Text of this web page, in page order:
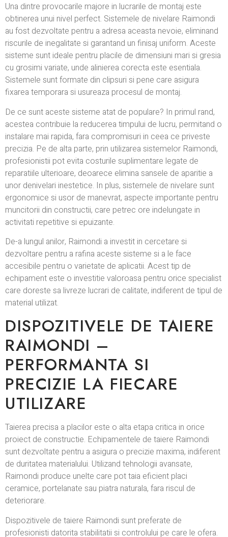
Una dintre provocarile majore in lucrarile de montaj este
obtinerea unui nivel perfect. Sistemele de nivelare Raimondi
au fost dezvoltate pentru a adresa aceasta nevoie, eliminand
riscurile de inegalitate si garantand un finisaj uniform. Aceste
sisteme sunt ideale pentru placile de dimensiuni mari si gresia
cu grosimi variate, unde alinierea corecta este esentiala.
Sistemele sunt formate din clipsuri si pene care asigura
fixarea temporara si usureaza procesul de montaj.
De ce sunt aceste sisteme atat de populare? In primul rand,
acestea contribuie la reducerea timpului de lucru, permitand o
instalare mai rapida, fara compromisuri in ceea ce priveste
precizia. Pe de alta parte, prin utilizarea sistemelor Raimondi,
profesionistii pot evita costurile suplimentare legate de
reparatiile ulterioare, deoarece elimina sansele de aparitie a
unor denivelari inestetice. In plus, sistemele de nivelare sunt
ergonomice si usor de manevrat, aspecte importante pentru
muncitorii din constructii, care petrec ore indelungate in
activitati repetitive si epuizante.
De-a lungul anilor, Raimondi a investit in cercetare si
dezvoltare pentru a rafina aceste sisteme si a le face
accesibile pentru o varietate de aplicatii. Acest tip de
echipament este o investitie valoroasa pentru orice specialist
care doreste sa livreze lucrari de calitate, indiferent de tipul de
material utilizat.
DISPOZITIVELE DE TAIERE
RAIMONDI –
PERFORMANTA SI
PRECIZIE LA FIECARE
UTILIZARE
Taierea precisa a placilor este o alta etapa critica in orice
proiect de constructie. Echipamentele de taiere Raimondi
sunt dezvoltate pentru a asigura o precizie maxima, indiferent
de duritatea materialului. Utilizand tehnologii avansate,
Raimondi produce unelte care pot taia eficient placi
ceramice, portelanate sau piatra naturala, fara riscul de
deteriorare.
Dispozitivele de taiere Raimondi sunt preferate de
profesionisti datorita stabilitatii si controlului pe care le ofera.